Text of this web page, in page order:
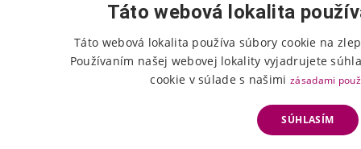
Hodnotenie
Vyberte
Táto webová lokalita
Táto webová lokalita používa súbory cookie na
Používaním našej webovej lokality vyjadrujete
cookie v súlade s našimi zásadami
SÚHLASÍM